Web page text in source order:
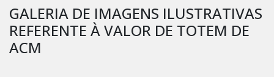
GALERIA DE IMAGENS ILUSTRATIVAS
REFERENTE À VALOR DE TOTEM DE
ACM